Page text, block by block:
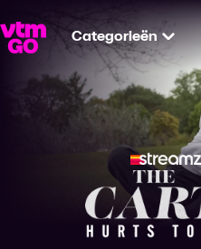
Categorieën